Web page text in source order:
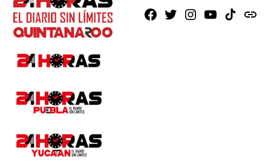
Facebook
X Instagram
YoutubeTikTokissuu